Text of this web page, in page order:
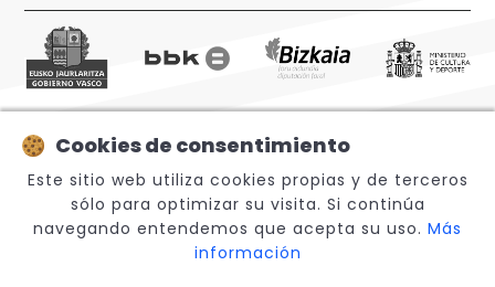
© 2026 Sabino Arana Fundazioa
Cookies de consentimiento
Este sitio web utiliza cookies propias y de terceros
sólo para optimizar su visita. Si continúa
navegando entendemos que acepta su uso. Más
información